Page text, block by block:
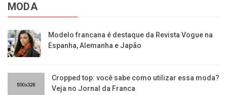
MODA
Modelo francana é destaque da Revista Vogue na
Espanha, Alemanha e Japão
Cropped top: você sabe como utilizar essa moda?
Veja no Jornal da Franca